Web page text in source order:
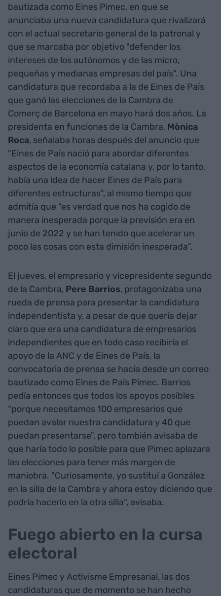
bautizada como Eines Pimec, en que se
anunciaba una nueva candidatura que rivalizará
con el actual secretario general de la patronal y
que se marcaba por objetivo "defender los
intereses de los autónomos y de las micro,
pequeñas y medianas empresas del país". Una
candidatura que recordaba a la de Eines de País
que ganó las elecciones de la Cambra de
Comerç de Barcelona en mayo hará dos años. La
presidenta en funciones de la Cambra, Mònica
Roca, señalaba horas después del anuncio que
"Eines de País nació para abordar diferentes
aspectos de la economía catalana y, por lo tanto,
había una idea de hacer Eines de País para
diferentes estructuras", al mismo tiempo que
admitía que "es verdad que nos ha cogido de
manera inesperada porque la previsión era en
junio de 2022 y se han tenido que acelerar un
poco las cosas con esta dimisión inesperada".
El jueves, el empresario y vicepresidente segundo
de la Cambra, Pere Barrios, protagonizaba una
rueda de prensa para presentar la candidatura
independentista y, a pesar de que quería dejar
claro que era una candidatura de empresarios
independientes que en todo caso recibiría el
apoyo de la ANC y de Eines de País, la
convocatoria de prensa se hacía desde un correo
bautizado como Eines de País Pimec. Barrios
pedía entonces que todos los apoyos posibles
"porque necesitamos 100 empresarios que
puedan avalar nuestra candidatura y 40 que
puedan presentarse", pero también avisaba de
que haría todo lo posible para que Pimec aplazara
las elecciones para tener más margen de
maniobra. "Curiosamente, yo sustituí a González
en la silla de la Cambra y ahora estoy diciendo que
podría hacerlo en la otra silla", avisaba.
Fuego abierto en la cursa
electoral
Eines Pimec y Activisme Empresarial, las dos
candidaturas que de momento se han hecho